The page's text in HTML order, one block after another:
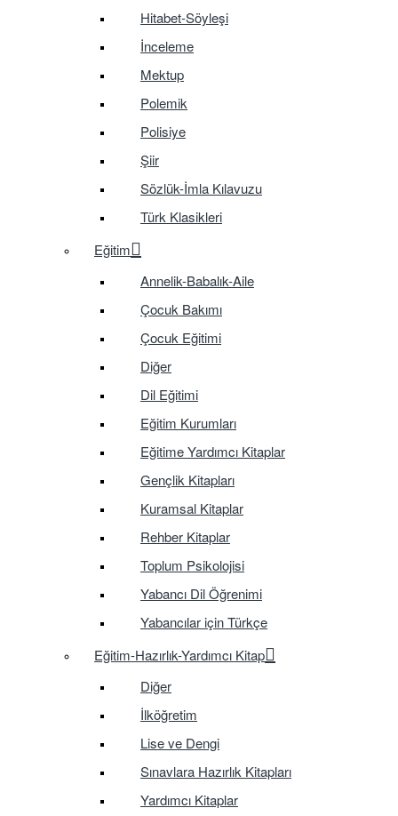
Hitabet-Söyleşi
İnceleme
Mektup
Polemik
Polisiye
Şiir
Sözlük-İmla Kılavuzu
Türk Klasikleri
Eğitim
Annelik-Babalık-Aile
Çocuk Bakımı
Çocuk Eğitimi
Diğer
Dil Eğitimi
Eğitim Kurumları
Eğitime Yardımcı Kitaplar
Gençlik Kitapları
Kuramsal Kitaplar
Rehber Kitaplar
Toplum Psikolojisi
Yabancı Dil Öğrenimi
Yabancılar için Türkçe
Eğitim-Hazırlık-Yardımcı Kitap
Diğer
İlköğretim
Lise ve Dengi
Sınavlara Hazırlık Kitapları
Yardımcı Kitaplar